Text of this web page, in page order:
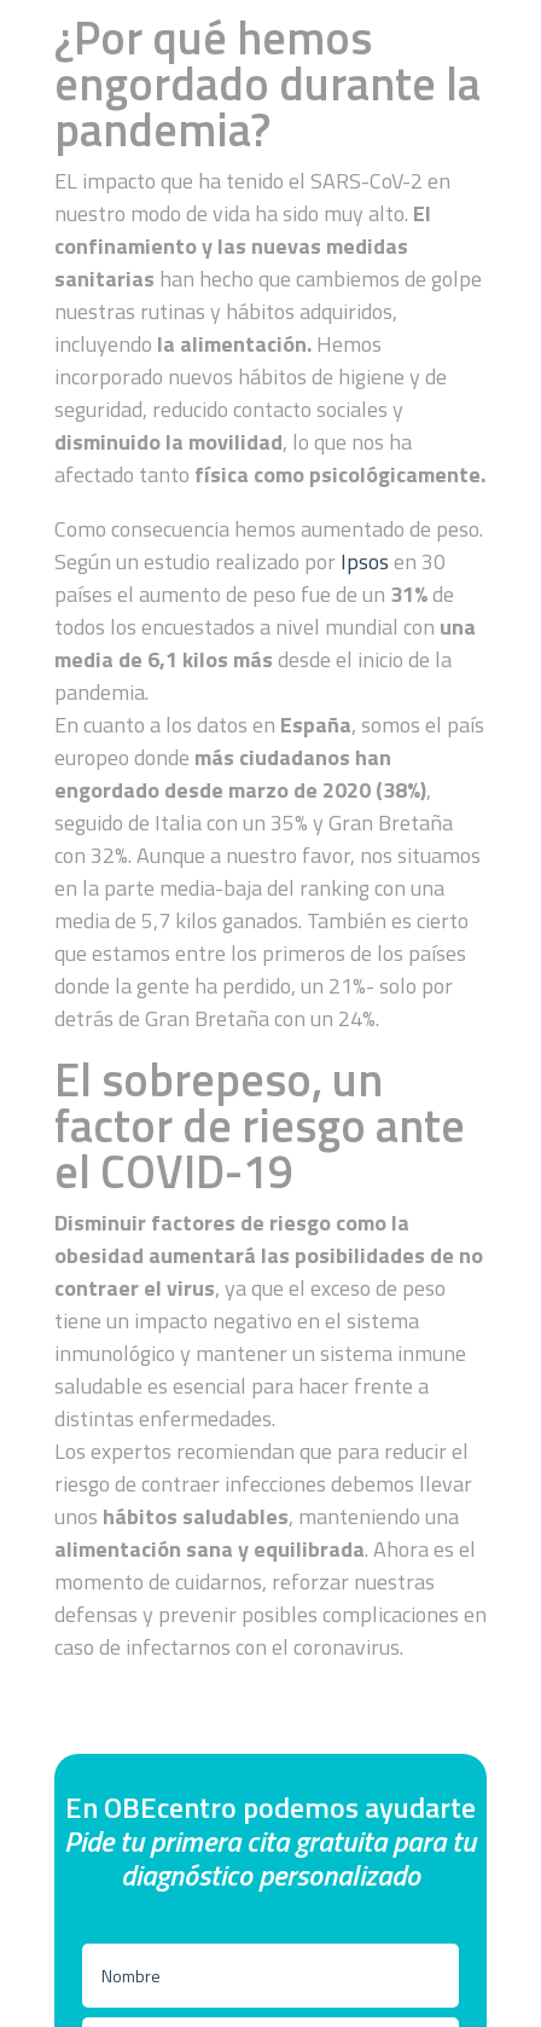
¿Por qué hemos
engordado durante la
pandemia?
EL impacto que ha tenido el SARS-CoV-2 en
nuestro modo de vida ha sido muy alto. El
confinamiento y las nuevas medidas
sanitarias han hecho que cambiemos de golpe
nuestras rutinas y hábitos adquiridos,
incluyendo la alimentación.Hemos
incorporado nuevos hábitos de higiene y de
seguridad, reducido contacto sociales y
disminuido la movilidad, lo que nos ha
afectado tanto física como psicológicamente.
Como consecuencia hemos aumentado de peso.
Según un estudio realizado porIpsosen 30
países el aumento de peso fue de un 31%de
todos los encuestados a nivel mundial con una
media de 6,1 kilos másdesde el inicio de la
pandemia.
En cuanto a los datos en España, somos el país
europeo donde más ciudadanos han
engordado desde marzo de 2020 (38%),
seguido de Italia con un 35% y Gran Bretaña
con 32%. Aunque a nuestro favor, nos situamos
en la parte media-baja del ranking con una
media de 5,7 kilos ganados. También es cierto
que estamos entre los primeros de los países
donde la gente ha perdido, un 21%- solo por
detrás de Gran Bretaña con un 24%.
El sobrepeso, un
factor de riesgo ante
el COVID-19
Disminuir factores de riesgo como la
obesidad aumentará las posibilidades de no
contraer el virus, ya que el exceso de peso
tiene un impacto negativo en el sistema
inmunológico y mantener un sistema inmune
saludable es esencial para hacer frente a
distintas enfermedades.
Los expertos recomiendan que para reducir el
riesgo de contraer infecciones debemos llevar
unos hábitos saludables, manteniendo una
alimentación sana y equilibrada. Ahora es el
momento de cuidarnos, reforzar nuestras
defensas y prevenir posibles complicaciones en
caso de infectarnos con el coronavirus.
En OBEcentro podemos ayudarte
Pide tu primera cita gratuita para tu
diagnóstico personalizado